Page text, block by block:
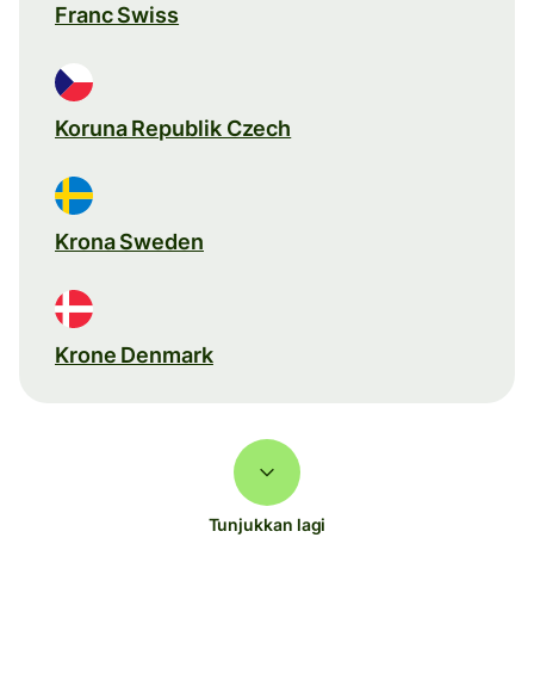
Franc Swiss
Koruna Republik Czech
Krona Sweden
Krone Denmark
Tunjukkan lagi